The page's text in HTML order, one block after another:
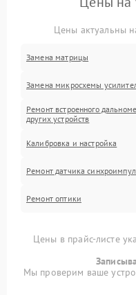
Цены актуальны
Замена матрицы
Замена микросхемы
Ремонт встроенного
других устройств
Калибровка и настройка
Ремонт датчика
Ремонт оптики
Цены в прайс-листе
Мы проверим ваше